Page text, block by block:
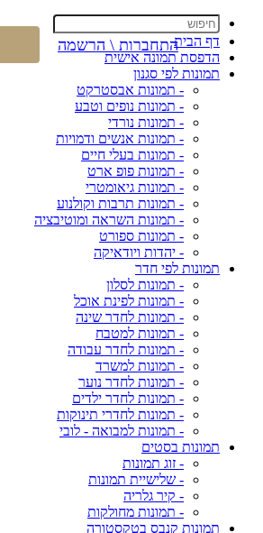
דף הבית
הדפסת תמונה אישית
תמונות לפי סגנון
- תמונות אבסטרקט
- תמונות נופים וטבע
- תמונות נורדי
- תמונות אנשים ודמויות
- תמונות בעלי חיים
- תמונות פופ ארט
- תמונות גיאומטרי
- תמונות תרבות וקולנוע
- תמונות השראה ומוטיבציה
- תמונות ספורט
- יהדות ויודאיקה
תמונות לפי חדר
- תמונות לסלון
- תמונות לפינת אוכל
- תמונות לחדר שינה
- תמונות למטבח
- תמונות לחדר עבודה
- תמונות למשרד
- תמונות לחדר נוער
- תמונות לחדר ילדים
- תמונות לחדרי תינוקות
- תמונות למבואה - לובי
תמונות בסטים
- זוג תמונות
- שלישיית תמונות
- קיר גלריה
- תמונות מחולקות
תמונות קנבס בטקסטורה
התחברות \ הרשמה